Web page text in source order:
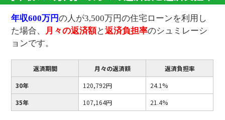
年収600万円の人が3,500万円の住宅ローンを利用し
た場合、 月々の返済額と返済負担率のシュミレーシ
ョンです。
返済期間 月々の返済額
返済負担率
30年
120,792円
24.1%
35年
107,164円 21.4%